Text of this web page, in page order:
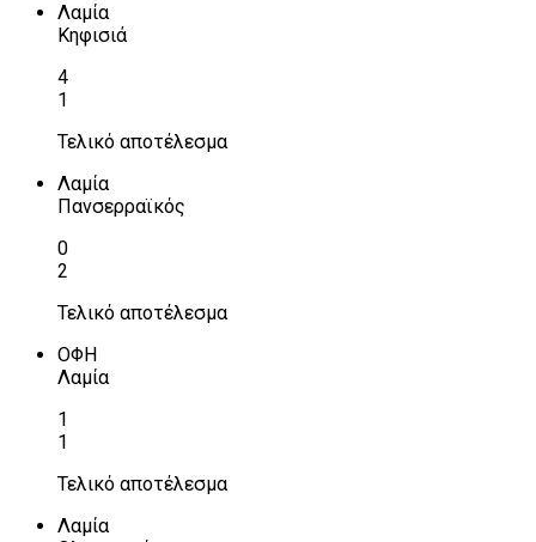
Λαμία
Κηφισιά
4
1
Τελικό αποτέλεσμα
Λαμία
Πανσερραϊκός
0
2
Τελικό αποτέλεσμα
ΟΦΗ
Λαμία
1
1
Τελικό αποτέλεσμα
Λαμία